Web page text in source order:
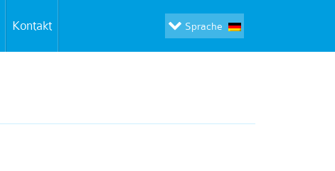
Kontakt Sprache